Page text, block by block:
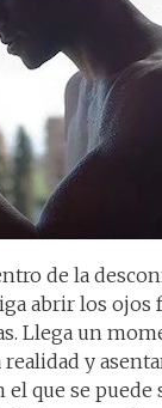
de la
abrir los ojos
Llega un
y
que se